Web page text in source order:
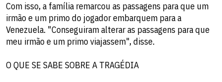
Com isso, a família remarcou as passagens para que um
irmão e um primo do jogador embarquem para a
Venezuela. "Conseguiram alterar as passagens para que
meu irmão e um primo viajassem", disse.
O QUE SE SABE SOBRE A TRAGÉDIA